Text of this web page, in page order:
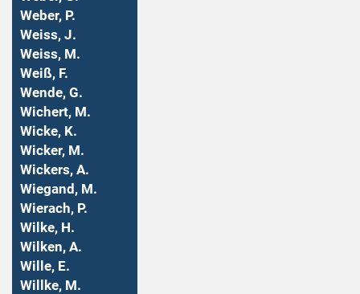
Weber, P.
Weiss, J.
Weiss, M.
Weiß, F.
Wende, G.
Wichert, M.
Wicke, K.
Wicker, M.
Wickers, A.
Wiegand, M.
Wierach, P.
Wilke, H.
Wilken, A.
Wille, E.
Willke, M.